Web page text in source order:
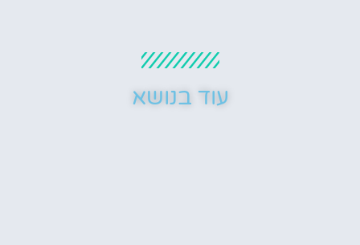
עוד בנושא